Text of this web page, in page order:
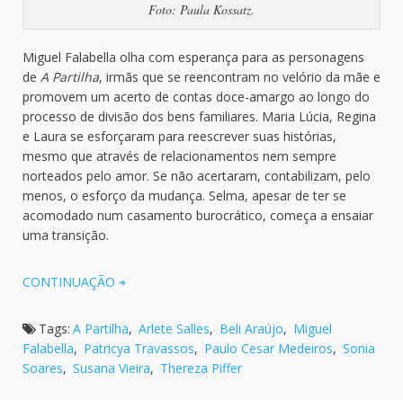
Foto: Paula Kossatz.
Miguel Falabella olha com esperança para as personagens
de A Partilha, irmãs que se reencontram no velório da mãe e
promovem um acerto de contas doce-amargo ao longo do
processo de divisão dos bens familiares. Maria Lúcia, Regina
e Laura se esforçaram para reescrever suas histórias,
mesmo que através de relacionamentos nem sempre
norteados pelo amor. Se não acertaram, contabilizam, pelo
menos, o esforço da mudança. Selma, apesar de ter se
acomodado num casamento burocrático, começa a ensaiar
uma transição.
CONTINUAÇÃO
Tags: A Partilha, Arlete Salles, Beli Araújo, Miguel
Falabella, Patricya Travassos, Paulo Cesar Medeiros, Sonia
Soares, Susana Vieira, Thereza Piffer